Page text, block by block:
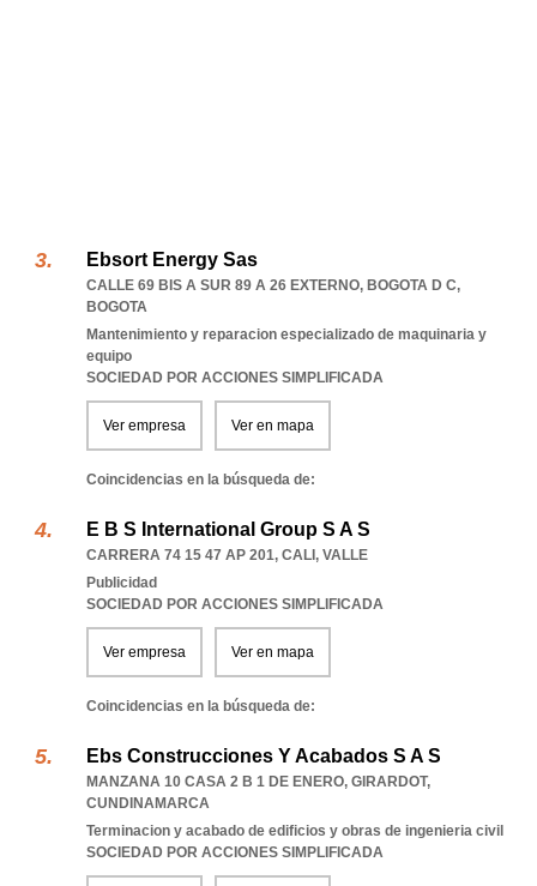
Ebsort Energy Sas
CALLE 69 BIS A SUR 89 A 26 EXTERNO, BOGOTA D C,
BOGOTA
Mantenimiento y reparacion especializado de maquinaria y
equipo
SOCIEDAD POR ACCIONES SIMPLIFICADA
Ver empresa Ver en mapa
Coincidencias en la búsqueda de:
E B S International Group S A S
CARRERA 74 15 47 AP 201, CALI , VALLE
Publicidad
SOCIEDAD POR ACCIONES SIMPLIFICADA
Ver empresa Ver en mapa
Coincidencias en la búsqueda de:
Ebs Construcciones Y Acabados S A S
MANZANA 10 CASA 2 B 1 DE ENERO, GIRARDOT,
CUNDINAMARCA
Terminacion y acabado de edificios y obras de ingenieria civil
SOCIEDAD POR ACCIONES SIMPLIFICADA